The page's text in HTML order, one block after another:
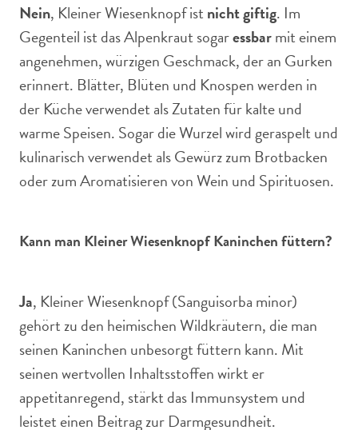
Nein, Kleiner Wiesenknopf ist nicht giftig. Im
Gegenteil ist das Alpenkraut sogaressbarmit einem
angenehmen, würzigen Geschmack, der an Gurken
erinnert. Blätter, Blüten und Knospen werden in
der Küche verwendet als Zutaten für kalte und
warme Speisen. Sogar die Wurzel wird geraspelt und
kulinarisch verwendet als Gewürz zum Brotbacken
oder zum Aromatisieren von Wein und Spirituosen.
Kann man Kleiner Wiesenknopf Kaninchen füttern?
Ja, Kleiner Wiesenknopf (Sanguisorba minor)
gehört zu den heimischen Wildkräutern, die man
seinen Kaninchen unbesorgt füttern kann. Mit
seinen wertvollen Inhaltsstoffen wirkt er
appetitanregend, stärkt das Immunsystem und
leistet einen Beitrag zur Darmgesundheit.